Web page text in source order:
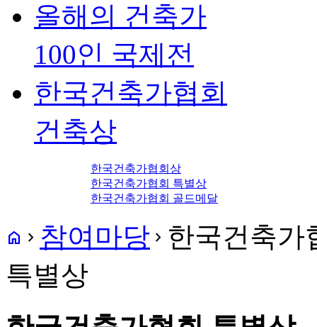
올해의 건축가
100인 국제전
한국건축가협회
건축상
한국건축가협회상
한국건축가협회 특별상
한국건축가협회 골드메달
home navigate_next 참여마당 navigate_next 한국건축가
특별상